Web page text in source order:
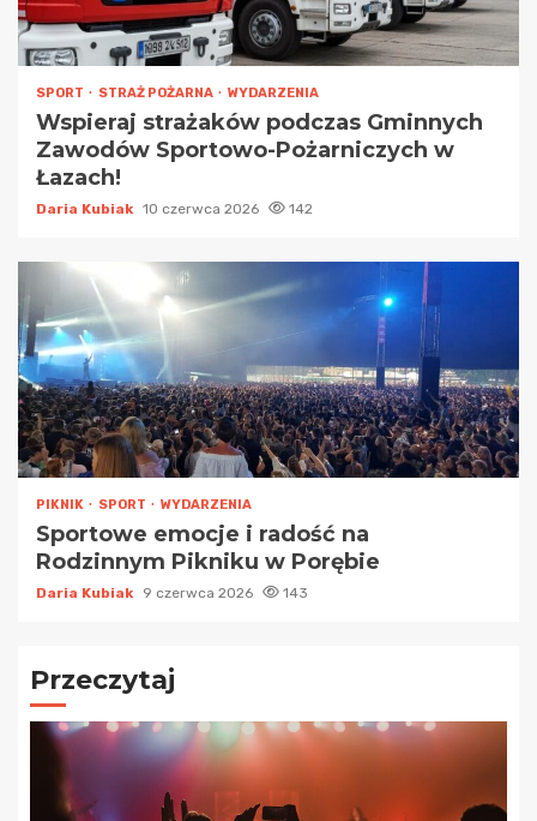
SPORT STRAŻ POŻARNA WYDARZENIA
Wspieraj strażaków podczas Gminnych
Zawodów Sportowo-Pożarniczych w
Łazach!
Daria Kubiak 10 czerwca 2026 142
PIKNIK SPORT WYDARZENIA
Sportowe emocje i radość na
Rodzinnym Pikniku w Porębie
Daria Kubiak 9 czerwca 2026 143
Przeczytaj